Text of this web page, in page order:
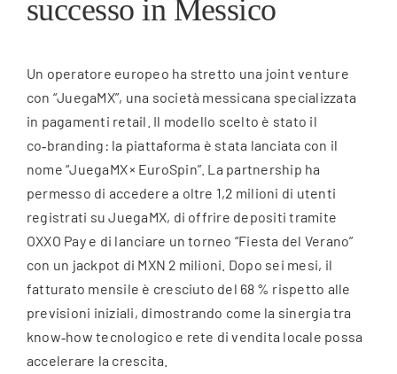
successo in Messico
Un operatore europeo ha stretto una joint venture
con “JuegaMX”, una società messicana specializzata
in pagamenti retail. Il modello scelto è stato il
co‑branding: la piattaforma è stata lanciata con il
nome “JuegaMX × EuroSpin”. La partnership ha
permesso di accedere a oltre 1,2 milioni di utenti
registrati su JuegaMX, di offrire depositi tramite
OXXO Pay e di lanciare un torneo “Fiesta del Verano”
con un jackpot di MXN 2 milioni. Dopo sei mesi, il
fatturato mensile è cresciuto del 68 % rispetto alle
previsioni iniziali, dimostrando come la sinergia tra
know‑how tecnologico e rete di vendita locale possa
accelerare la crescita.